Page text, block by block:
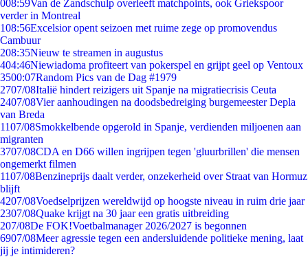
008:59Van de Zandschulp overleeft matchpoints, ook Griekspoor
verder in Montreal
108:56Excelsior opent seizoen met ruime zege op promovendus
Cambuur
208:35Nieuw te streamen in augustus
404:46Niewiadoma profiteert van pokerspel en grijpt geel op Ventoux
3500:07Random Pics van de Dag #1979
2707/08Italië hindert reizigers uit Spanje na migratiecrisis Ceuta
2407/08Vier aanhoudingen na doodsbedreiging burgemeester Depla
van Breda
1107/08Smokkelbende opgerold in Spanje, verdienden miljoenen aan
migranten
3707/08CDA en D66 willen ingrijpen tegen 'gluurbrillen' die mensen
ongemerkt filmen
1107/08Benzineprijs daalt verder, onzekerheid over Straat van Hormuz
blijft
4207/08Voedselprijzen wereldwijd op hoogste niveau in ruim drie jaar
2307/08Quake krijgt na 30 jaar een gratis uitbreiding
207/08De FOK!Voetbalmanager 2026/2027 is begonnen
6907/08Meer agressie tegen een andersluidende politieke mening, laat
jij je intimideren?